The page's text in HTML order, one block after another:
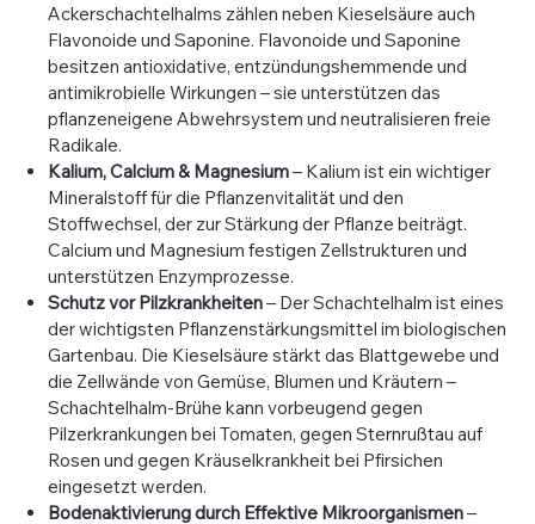
Ackerschachtelhalms zählen neben Kieselsäure auch
Flavonoide und Saponine. Flavonoide und Saponine
besitzen antioxidative, entzündungshemmende und
antimikrobielle Wirkungen – sie unterstützen das
pflanzeneigene Abwehrsystem und neutralisieren freie
Radikale.
Kalium, Calcium & Magnesium– Kalium ist ein wichtiger
Mineralstoff für die Pflanzenvitalität und den
Stoffwechsel, der zur Stärkung der Pflanze beiträgt.
Calcium und Magnesium festigen Zellstrukturen und
unterstützen Enzymprozesse.
Schutz vor Pilzkrankheiten– Der Schachtelhalm ist eines
der wichtigsten Pflanzenstärkungsmittel im biologischen
Gartenbau. Die Kieselsäure stärkt das Blattgewebe und
die Zellwände von Gemüse, Blumen und Kräutern –
Schachtelhalm-Brühe kann vorbeugend gegen
Pilzerkrankungen bei Tomaten, gegen Sternrußtau auf
Rosen und gegen Kräuselkrankheit bei Pfirsichen
eingesetzt werden.
Bodenaktivierung durch Effektive Mikroorganismen–